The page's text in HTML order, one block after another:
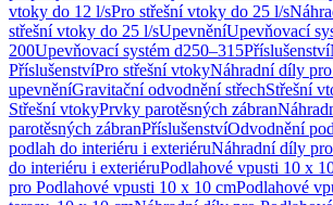
vtoky do 12 l/sPro střešní vtoky do 25 l/s
střešní vtoky do 25 l/sUpevněníUpevňovací
200Upevňovací systém d250–315Příslušenství
PříslušenstvíPro střešní vtokyNáhradní díly
upevněníGravitační odvodnění střechStřešní
Střešní vtokyPrvky parotěsných zábran
parotěsných zábranPříslušenstvíOdvodnění
podlah do interiéru i exteriéruNáhradní díly
do interiéru i exteriéruPodlahové vpusti 10 x
pro Podlahové vpusti 10 x 10 cmPodlahové